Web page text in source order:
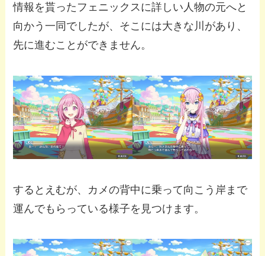
情報を貰ったフェニックスに詳しい人物の元へと
向かう一同でしたが、そこには大きな川があり、
先に進むことができません。
するとえむが、カメの背中に乗って向こう岸まで
運んでもらっている様子を見つけます。